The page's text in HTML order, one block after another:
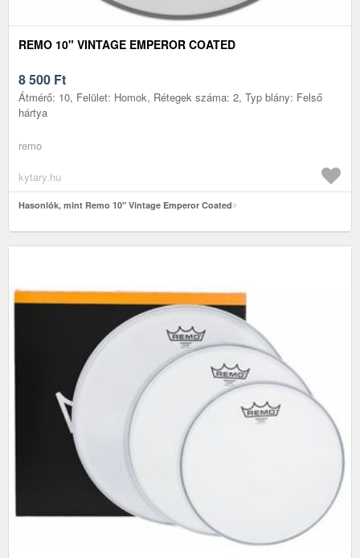
REMO 10" VINTAGE EMPEROR COATED
8 500 Ft
Átmérő: 10, Felület: Homok, Rétegek száma: 2, Typ blány: Felső
hártya
remo
kytary.hu
Hasonlók, mint Remo 10" Vintage Emperor Coated